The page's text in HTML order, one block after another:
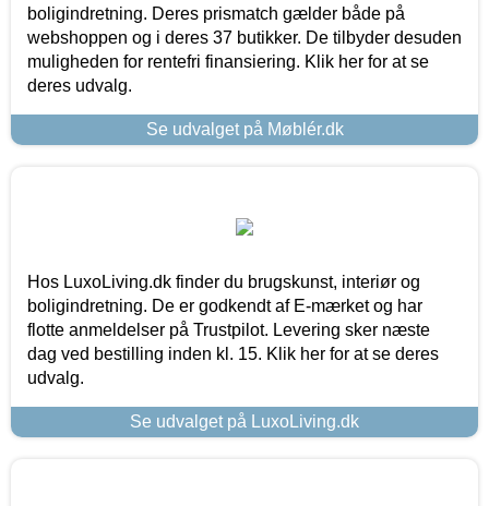
boligindretning. Deres prismatch gælder både på
webshoppen og i deres 37 butikker. De tilbyder desuden
muligheden for rentefri finansiering. Klik her for at se
deres udvalg.
Se udvalget på Møblér.dk
Hos LuxoLiving.dk finder du brugskunst, interiør og
boligindretning. De er godkendt af E-mærket og har
flotte anmeldelser på Trustpilot. Levering sker næste
dag ved bestilling inden kl. 15. Klik her for at se deres
udvalg.
Se udvalget på LuxoLiving.dk